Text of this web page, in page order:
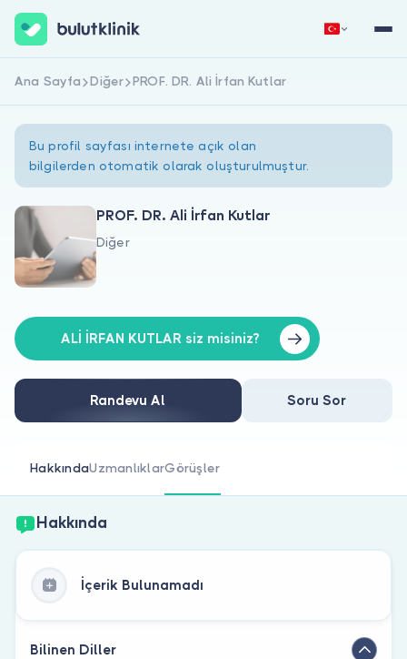
Hakkımızda
Doktorlar için
Doktor musunuz?
Hemen Kaydol Giriş Yap
Ana Sayfa Diğer PROF. DR. Ali İrfan Kutlar
Bu profil sayfası internete açık olan
bilgilerden otomatik olarak oluşturulmuştur.
PROF. DR. Ali İrfan Kutlar
Diğer
ALİ İRFAN KUTLAR siz misiniz?
Randevu Al Soru Sor
HakkındaUzmanlıklarGörüşler
Hakkında
İçerik Bulunamadı
Bilinen Diller